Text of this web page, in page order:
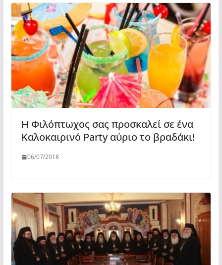
Η Φιλόπτωχος σας προσκαλεί σε ένα
Καλοκαιρινό Party αύριο το βραδάκι!
06/07/2018